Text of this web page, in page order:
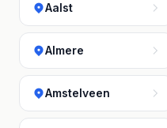
Aalst
Almere
Amstelveen